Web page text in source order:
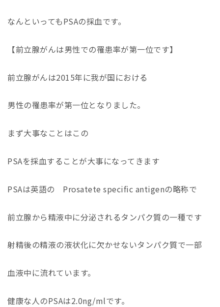
なんといってもPSAの採血です。
【前立腺がんは男性での罹患率が第一位です】
前立腺がんは2015年に我が国における
男性の罹患率が第一位となりました。
まず大事なことはこの
PSAを採血することが大事になってきます
PSAは英語の Prosatete specific antigenの略称で
前立腺から精液中に分泌されるタンパク質の一種です
射精後の精液の液状化に欠かせないタンパク質で一部
血液中に流れています。
健康な人のPSAは2.0ng/mlです。